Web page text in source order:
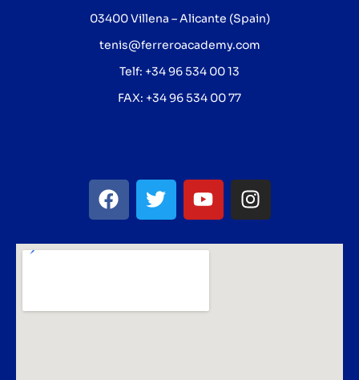
03400 Villena – Alicante (Spain)
tenis@ferreroacademy.com
Telf: +34 96 534 00 13
FAX: +34 96 534 00 77